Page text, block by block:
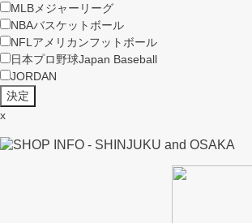
MLB メジャーリーグ
NBAバスケットボール
NFL アメリカンフットボール
日本プロ野球Japan Baseball
JORDAN
x